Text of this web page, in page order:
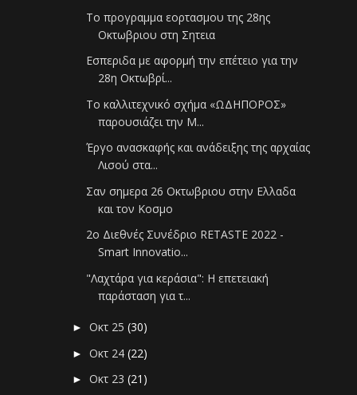
Το προγραμμα εορτασμου της 28ης
Οκτωβριου στη Σητεια
Εσπεριδα με αφορμή την επέτειο για την
28η Οκτωβρί...
Το καλλιτεχνικό σχήμα «ΩΔΗΠΟΡΟΣ»
παρουσιάζει την Μ...
Έργο ανασκαφής και ανάδειξης της αρχαίας
Λισού στα...
Σαν σημερα 26 Οκτωβριου στην Ελλαδα
και τον Κοσμο
2ο Διεθνές Συνέδριο RETASTE 2022 -
Smart Innovatio...
"Λαχτάρα για κεράσια": Η επετειακή
παράσταση για τ...
►Οκτ 25(30)
►Οκτ 24(22)
►Οκτ 23(21)